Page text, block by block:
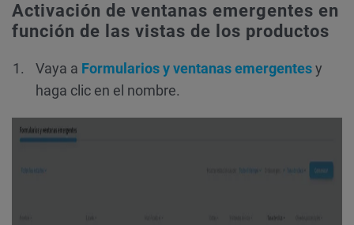
Activación de ventanas emergentes en
función de las vistas de los productos
Vaya a Formularios y ventanas emergentesy
haga clic en el nombre.